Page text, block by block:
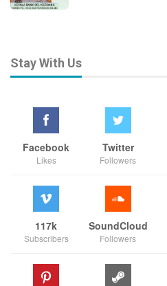
Stay With Us
Facebook
Likes
Twitter
Followers
117k
Subscribers
SoundCloud
Followers